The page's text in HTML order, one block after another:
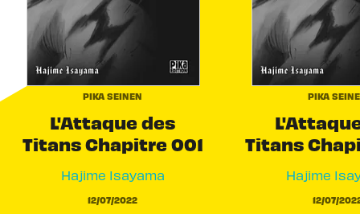
PIKA SEINEN
L'Attaque des
Titans Chapitre 001
Hajime Isayama
12/07/2022
PIKA
Titans
Hajime
12/07/